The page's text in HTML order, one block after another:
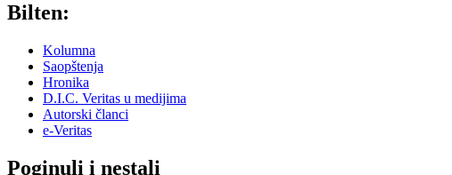
Bilten:
Kolumna
Saopštenja
Hronika
D.I.C. Veritas u medijima
Autorski članci
e-Veritas
Poginuli i nestali